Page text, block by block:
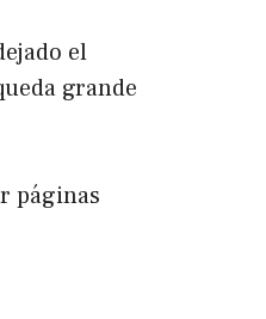
el
grande
páginas